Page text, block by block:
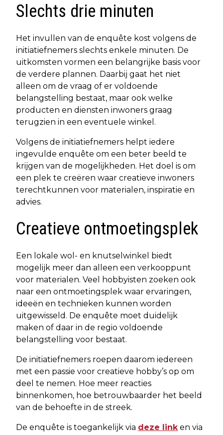
Slechts drie minuten
Het invullen van de enquête kost volgens de
initiatiefnemers slechts enkele minuten. De
uitkomsten vormen een belangrijke basis voor
de verdere plannen. Daarbij gaat het niet
alleen om de vraag of er voldoende
belangstelling bestaat, maar ook welke
producten en diensten inwoners graag
terugzien in een eventuele winkel.
Volgens de initiatiefnemers helpt iedere
ingevulde enquête om een beter beeld te
krijgen van de mogelijkheden. Het doel is om
een plek te creëren waar creatieve inwoners
terechtkunnen voor materialen, inspiratie en
advies.
Creatieve ontmoetingsplek
Een lokale wol- en knutselwinkel biedt
mogelijk meer dan alleen een verkooppunt
voor materialen. Veel hobbyisten zoeken ook
naar een ontmoetingsplek waar ervaringen,
ideeën en technieken kunnen worden
uitgewisseld. De enquête moet duidelijk
maken of daar in de regio voldoende
belangstelling voor bestaat.
De initiatiefnemers roepen daarom iedereen
met een passie voor creatieve hobby’s op om
deel te nemen. Hoe meer reacties
binnenkomen, hoe betrouwbaarder het beeld
van de behoefte in de streek.
De enquête is toegankelijk via deze link en via